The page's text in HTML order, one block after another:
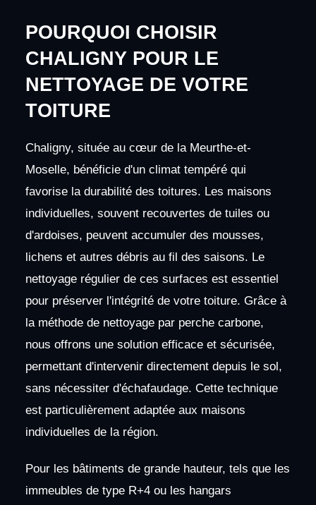
POURQUOI CHOISIR
CHALIGNY POUR LE
NETTOYAGE DE VOTRE
TOITURE
Chaligny, située au cœur de la Meurthe-et-
Moselle, bénéficie d'un climat tempéré qui
favorise la durabilité des toitures. Les maisons
individuelles, souvent recouvertes de tuiles ou
d'ardoises, peuvent accumuler des mousses,
lichens et autres débris au fil des saisons. Le
nettoyage régulier de ces surfaces est essentiel
pour préserver l'intégrité de votre toiture. Grâce à
la méthode de nettoyage par perche carbone,
nous offrons une solution efficace et sécurisée,
permettant d'intervenir directement depuis le sol,
sans nécessiter d'échafaudage. Cette technique
est particulièrement adaptée aux maisons
individuelles de la région.
Pour les bâtiments de grande hauteur, tels que les
immeubles de type R+4 ou les hangars